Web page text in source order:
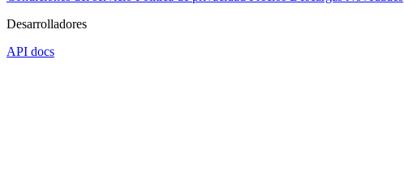
Desarrolladores
API docs